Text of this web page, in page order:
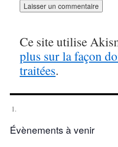
Ce site utilise
plus sur la façon
traitées.
Évènements à venir